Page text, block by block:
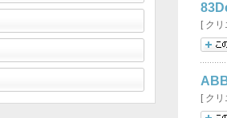
[ ク
[ ク